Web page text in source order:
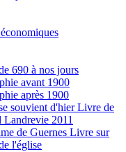
690 à nos jours
avant 1900
après 1900
souvient d'hier Livre de
Landrevie 2011
de Guernes Livre sur
l'église